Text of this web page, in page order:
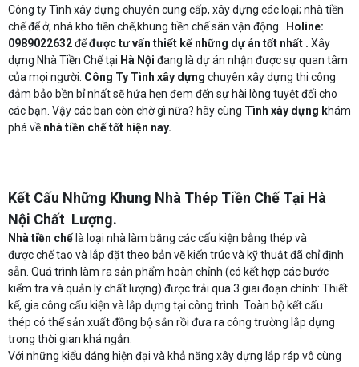
Công ty Tình xây dựng chuyên cung cấp, xây dựng các loại; nhà tiền
chế để ở, nhà kho tiền chế,khung tiền chế sân vận động...
Holine:
0989022632đểđược tư vấn thiết kế những dự án tốt nhất . Xây
dựng Nhà Tiền Chế tại Hà Nội đang là dự án nhận được sự quan tâm
của mọi người. Công Ty Tình xây dựng chuyên xây dựng thi công
đảm bảo bền bỉ nhất sẽ hứa hẹn đem đến sự hài lòng tuyệt đối cho
các bạn. Vậy các bạn còn chờ gì nữa? hãy cùng Tình xây dựng khám
phá về nhà tiền chế tốt hiện nay.
Kết Cấu Những Khung Nhà Thép Tiền Chế Tại Hà
Nội Chất Lượng.
Nhà tiền chế là loại nhà làm bằng các cấu kiện bằng thép và
được chế tạo và lắp đặt theo bản vẽ kiến trúc và kỹ thuật đã chỉ định
sẵn. Quá trình làm ra sản phẩm hoàn chỉnh (có kết hợp các bước
kiểm tra và quản lý chất lượng) được trải qua 3 giai đoạn chính: Thiết
kế, gia công cấu kiện và lắp dựng tại công trình. Toàn bộ kết cấu
thép có thể sản xuất đồng bộ sẵn rồi đưa ra công trường lắp dựng
trong thời gian khá ngắn.
Với những kiểu dáng hiện đại và khả năng xây dựng lắp ráp vô cùng